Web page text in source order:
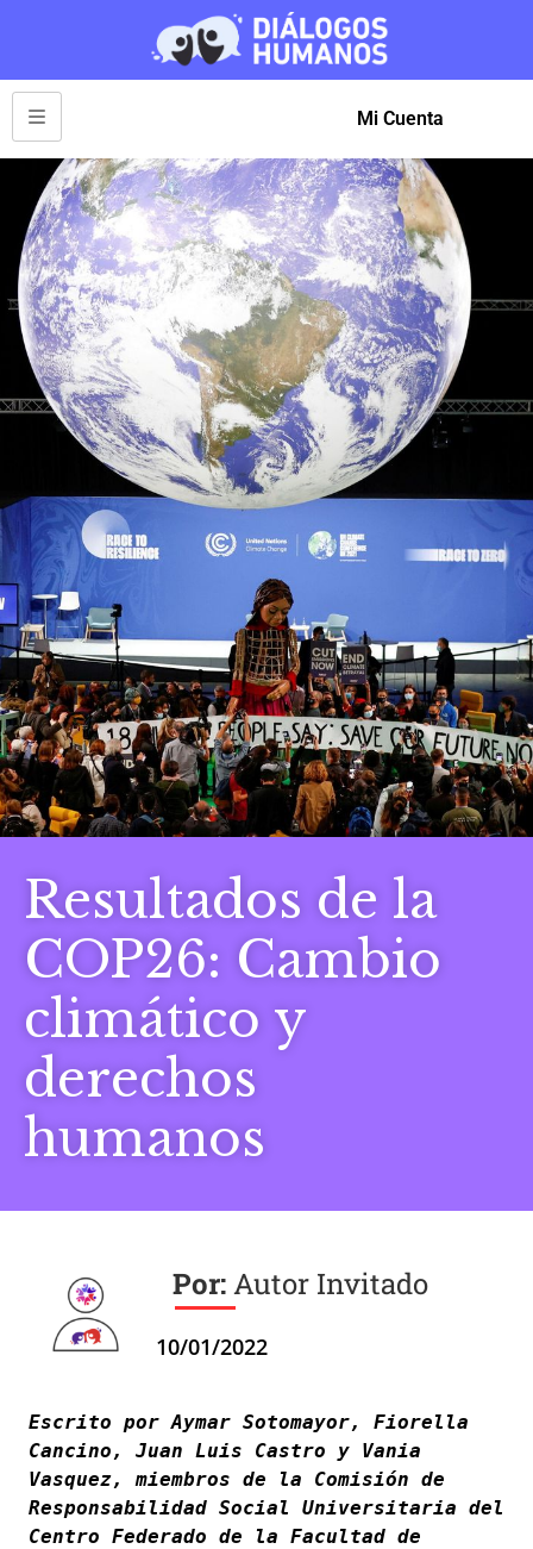
Mi Cuenta
Resultados de la
COP26: Cambio
climático y
derechos
humanos
Autor Invitado
Escrito por Aymar Sotomayor, Fiorella
Cancino, Juan Luis Castro y Vania
Vasquez, miembros de la Comisión de
Responsabilidad Social Universitaria del
Centro Federado de la Facultad de
10/01/2022